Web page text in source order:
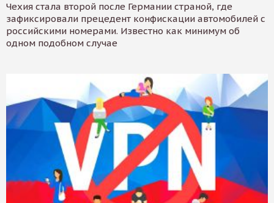
Чехия стала второй после Германии страной, где
зафиксировали прецедент конфискации автомобилей с
российскими номерами. Известно как минимум об
одном подобном случае